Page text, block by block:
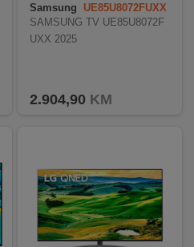
Samsung
UE85U8072FUXX
H
SAMSUNG TV UE85U8072F
UXX 2025
2.904,90 KM